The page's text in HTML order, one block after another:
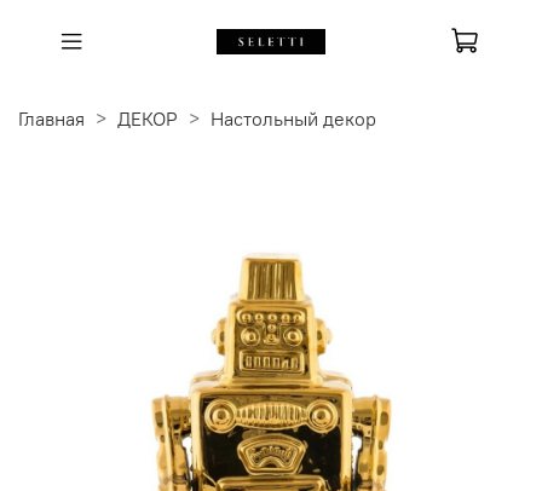
Главная ДЕКОР Настольный декор